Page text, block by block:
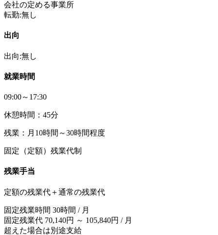
会社の定める事業所
転勤:無し
出向
出向:無し
就業時間
09:00～17:30
休憩時間：45分
残業：月10時間～30時間程度
固定（定額）残業代制
残業手当
定額の残業代＋通常の残業代
固定残業時間 30時間 / 月
固定残業代 70,140円 ～ 105,840円 / 月
超えた場合は別途支給